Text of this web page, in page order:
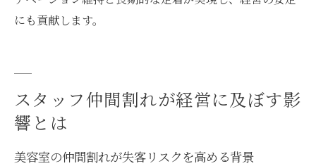
にも貢献します。
スタッフ仲間割れが経営に及ぼす影
響とは
美容室の仲間割れが失客リスクを高める背景